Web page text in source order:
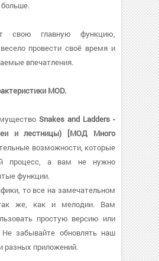
больше.
свою главную функцию,
провести своё время и
впечатления.
MOD.
Snakes and Ladders -
и лестницы) [МОД Много
возможности, которые
процесс, а вам не нужно
функции.
то все на замечательном
же, как и мелодии. Вам
простую версию или
забывайте обновлять наш
разных приложений.